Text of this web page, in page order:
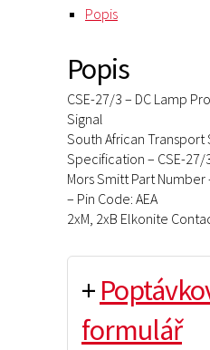
Popis
Popis
CSE-27/3 – DC Lamp
Signal
South African Transport
Specification – CSE-27/
Mors Smitt Part Number
– Pin Code: AEA
2xM, 2xB Elkonite
+
formulář